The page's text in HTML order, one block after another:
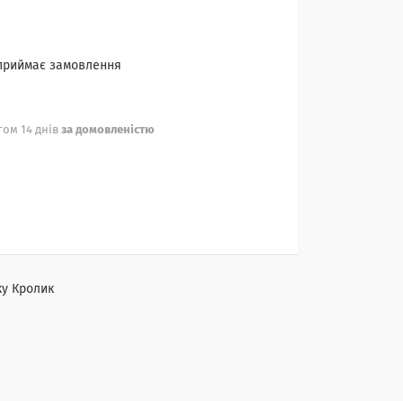
замовлення
14 днів за домовленістю
Кролик